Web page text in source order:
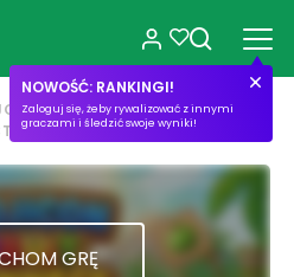
NOWOŚĆ: RANKINGI!
Zaloguj się, żeby rywalizować z innymi
graczami i śledzić swoje wyniki!
GRĘ